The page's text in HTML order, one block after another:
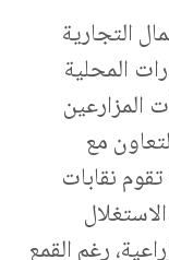
التجارية
المحلية
المزارعين
مع
نقابات
رغم القمع